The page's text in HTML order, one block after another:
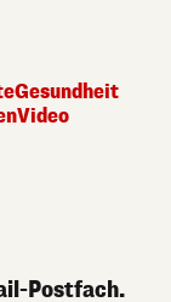
Gesundheit
Video
Postfach.